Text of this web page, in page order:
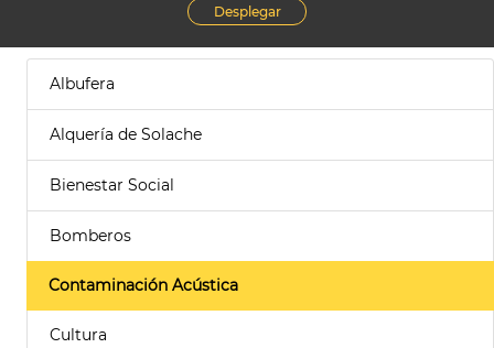
Desplegar
Albufera
Alquería de Solache
Bienestar Social
Bomberos
Contaminación Acústica
Cultura